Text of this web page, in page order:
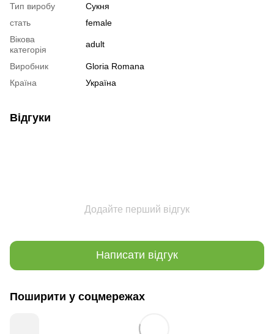
Тип виробу
Сукня
стать
female
Вікова
категорія
adult
Виробник
Gloria Romana
Країна
Україна
Відгуки
Додайте перший відгук
Написати відгук
Поширити у соцмережах